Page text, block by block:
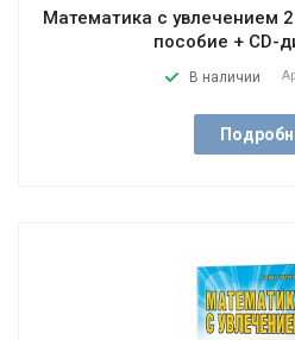
Математика с увлечением
пособие + CD-
В наличии